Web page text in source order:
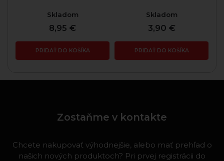
Skladom
8,95 €
PRIDAŤ DO KOŠÍKA
Skladom
3,90 €
PRIDAŤ DO KOŠÍKA
Zostaňme v kontakte
Chcete nakupovať výhodnejšie, alebo mať prehľad o
našich nových produktoch? Pri prvej registrácii do